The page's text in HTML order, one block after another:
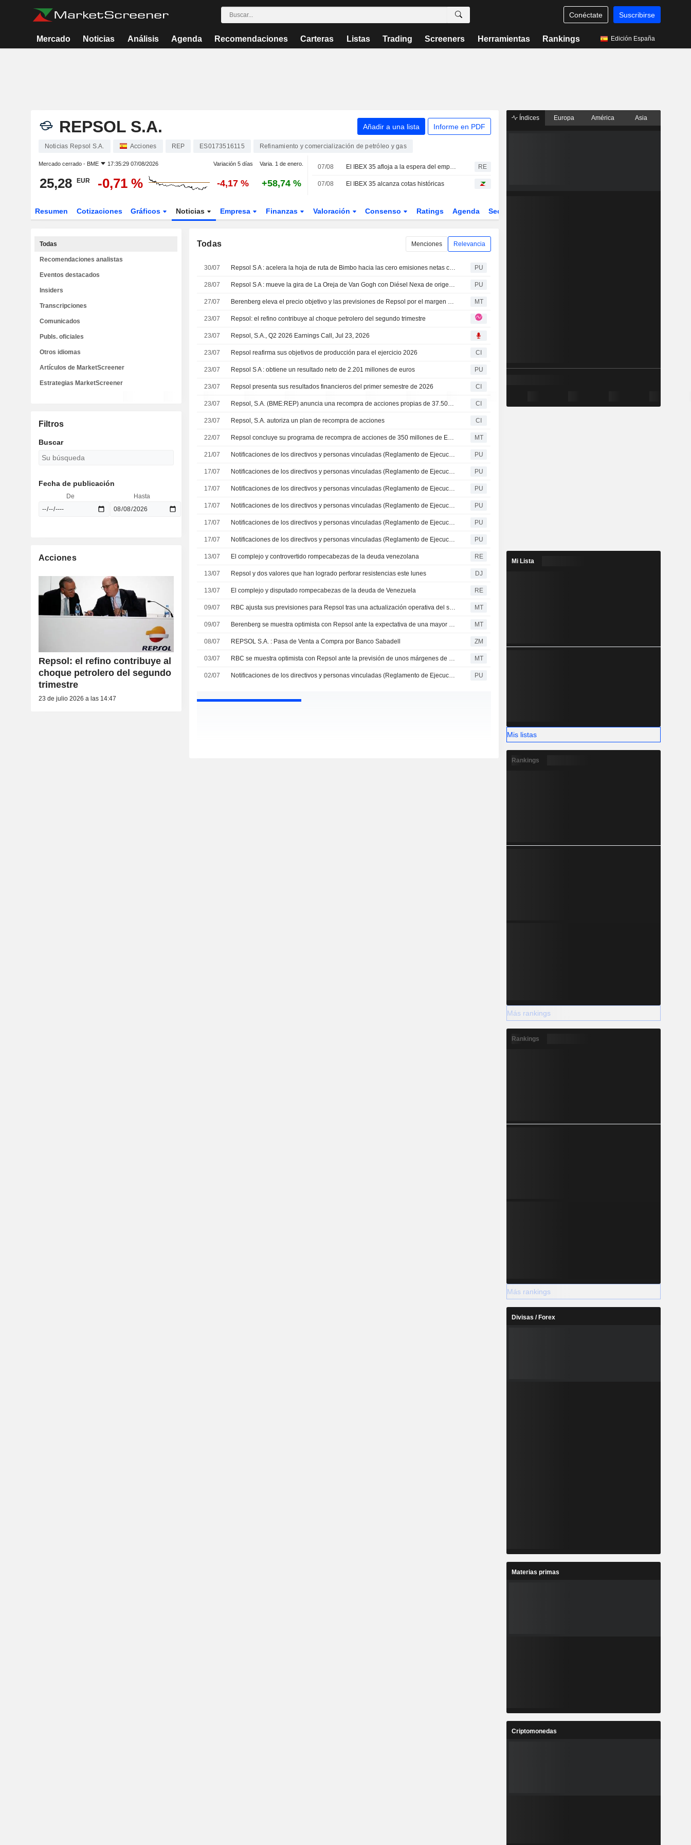
Conéctate Suscribirse
Mercado Noticias Análisis Agenda Recomendaciones Carteras Listas Trading Screeners Herramientas Rankings Edición España
REPSOL S.A. Añadir a una lista Informe en PDF
Noticias Repsol S.A. Acciones REP ES0173516115 Refinamiento y comercialización de petróleo y gas
Mercado cerrado - BME 17:35:29 07/08/2026 Variación 5 días Varia. 1 de enero.
25,28 EUR -0,71 % -4,17 % +58,74 %
07/08 El IBEX 35 afloja a la espera del empleo de EEUU con el cómputo semanal en positivo RE
07/08 El IBEX 35 alcanza cotas históricas
Resumen Cotizaciones Gráficos Noticias Empresa Finanzas Valoración Consenso Ratings Agenda Sector
Todas Menciones Relevancia
30/07 Repsol S A : acelera la hoja de ruta de Bimbo hacia las cero emisiones netas con un acuerdo de compraventa de energía renovable PU
28/07 Repsol S A : mueve la gira de La Oreja de Van Gogh con Diésel Nexa de origen 100% renovable PU
27/07 Berenberg eleva el precio objetivo y las previsiones de Repsol por el margen de refino y la recompra de acciones MT
23/07 Repsol: el refino contribuye al choque petrolero del segundo trimestre
23/07 Repsol, S.A., Q2 2026 Earnings Call, Jul 23, 2026
23/07 Repsol reafirma sus objetivos de producción para el ejercicio 2026 CI
23/07 Repsol S A : obtiene un resultado neto de 2.201 millones de euros PU
23/07 Repsol presenta sus resultados financieros del primer semestre de 2026 CI
23/07 Repsol, S.A. (BME:REP) anuncia una recompra de acciones propias de 37.500.000 títulos por 500 millones EUR CI
23/07 Repsol, S.A. autoriza un plan de recompra de acciones CI
22/07 Repsol concluye su programa de recompra de acciones de 350 millones de EUR MT
21/07 Notificaciones de los directivos y personas vinculadas (Reglamento de Ejecución (UE) 2016/523) - Motivo de la notificación: Persona con Responsabilidad de Dirección (Declarante: JOSU JON IMAZ SAN MIGUEL) PU
17/07 Notificaciones de los directivos y personas vinculadas (Reglamento de Ejecución (UE) 2016/523) - Motivo de la notificación: Persona con Responsabilidad de Dirección (Declarante: LUIS CABRA DUEÑAS) PU
17/07 Notificaciones de los directivos y personas vinculadas (Reglamento de Ejecución (UE) 2016/523) - Motivo de la notificación: Persona con Responsabilidad de Dirección (Declarante: ANTONIO LORENZO SIERRA) PU
17/07 Notificaciones de los directivos y personas vinculadas (Reglamento de Ejecución (UE) 2016/523) - Motivo de la notificación: Persona con Responsabilidad de Dirección (Declarante: SUSANA MESEGUER CALAS) PU
17/07 Notificaciones de los directivos y personas vinculadas (Reglamento de Ejecución (UE) 2016/523) - Motivo de la notificación: Persona con Responsabilidad de Dirección (Declarante: JUAN ABASCAL HEREDERO) PU
17/07 Notificaciones de los directivos y personas vinculadas (Reglamento de Ejecución (UE) 2016/523) - Motivo de la notificación: Persona con Responsabilidad de Dirección (Declarante: FRANCISCO JOSÉ GEA PASCUAL DEL RIQUELME) PU
13/07 El complejo y controvertido rompecabezas de la deuda venezolana RE
13/07 Repsol y dos valores que han logrado perforar resistencias este lunes DJ
13/07 El complejo y disputado rompecabezas de la deuda de Venezuela RE
09/07 RBC ajusta sus previsiones para Repsol tras una actualización operativa del segundo trimestre "sólida" MT
09/07 Berenberg se muestra optimista con Repsol ante la expectativa de una mayor recompra de acciones en 2026 MT
08/07 REPSOL S.A. : Pasa de Venta a Compra por Banco Sabadell ZM
03/07 RBC se muestra optimista con Repsol ante la previsión de unos márgenes de refino sólidos para 2026 MT
02/07 Notificaciones de los directivos y personas vinculadas (Reglamento de Ejecución (UE) 2016/523) - Motivo de la notificación: Persona con Responsabilidad de Dirección (Declarante: JOSU JON IMAZ SAN MIGUEL) PU
Todas
Recomendaciones analistas
Eventos destacados
Insiders
Transcripciones
Comunicados
Publs. oficiales
Otros idiomas
Artículos de MarketScreener
Estrategias MarketScreener
Filtros
Buscar
Fecha de publicación
De Hasta
Acciones
Repsol: el refino contribuye al
choque petrolero del segundo
trimestre
23 de julio 2026 a las 14:47
Índices Europa América Asia
Mi Lista
Mis listas
Rankings
Más rankings
Rankings
Más rankings
Divisas / Forex
Materias primas
Criptomonedas